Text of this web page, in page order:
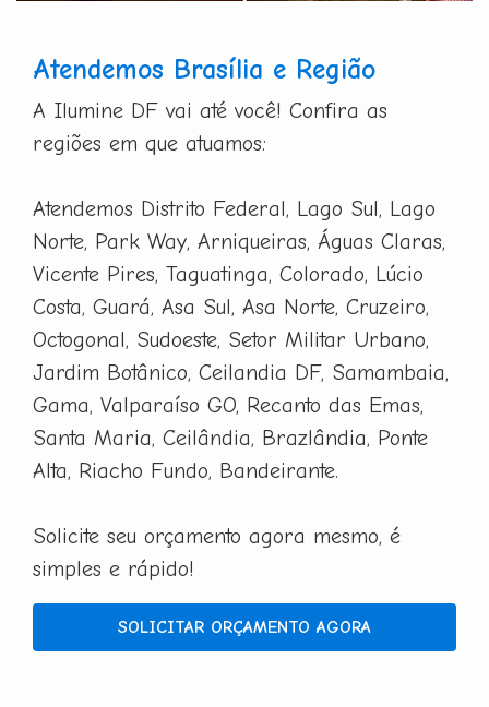
Atendemos Brasília e Região
A Ilumine DF vai até você! Confira as
regiões em que atuamos:
Atendemos Distrito Federal, Lago Sul, Lago
Norte, Park Way, Arniqueiras, Águas Claras,
Vicente Pires, Taguatinga, Colorado, Lúcio
Costa, Guará, Asa Sul, Asa Norte, Cruzeiro,
Octogonal, Sudoeste, Setor Militar Urbano,
Jardim Botânico, Ceilandia DF, Samambaia,
Gama, Valparaíso GO, Recanto das Emas,
Santa Maria, Ceilândia, Brazlândia, Ponte
Alta, Riacho Fundo, Bandeirante.
Solicite seu orçamento agora mesmo, é
simples e rápido!
SOLICITAR ORÇAMENTO AGORA